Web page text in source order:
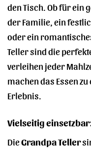
den Tisch. Ob für ein
der Familie, ein
oder ein
Teller sind die
verleihen jeder
machen das Essen
Erlebnis.
Vielseitig
DieGrandpa Teller